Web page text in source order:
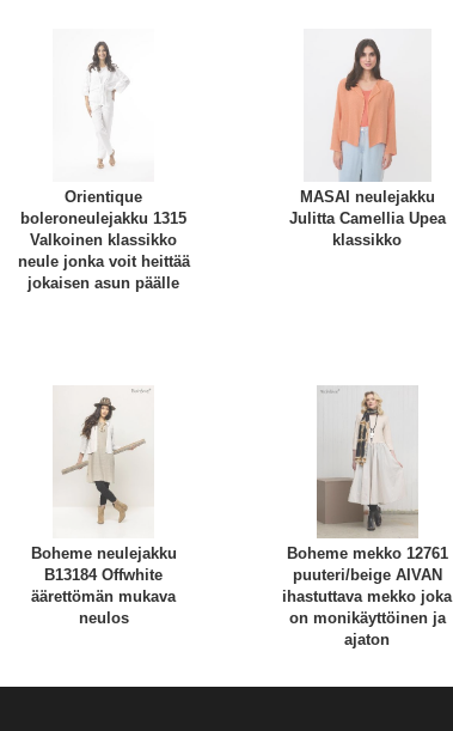
Orientique
boleroneulejakku 1315
Valkoinen klassikko
neule jonka voit heittää
jokaisen asun päälle
MASAI neulejakku
Julitta Camellia Upea
klassikko
Boheme neulejakku
B13184 Offwhite
äärettömän mukava
neulos
Boheme mekko 12761
puuteri/beige AIVAN
ihastuttava mekko joka
on monikäyttöinen ja
ajaton